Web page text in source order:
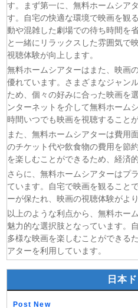
(07/08)今から、親友やめようか
(07/08) 未婚詐欺 私の知らない
(07/08) ヤニねこ 第6話
(07/08)追放された転生重騎士は
(06/08)一緒にごはんをたべるだ
(06/08)夫に不倫をお願いされま
(06/08)親愛なる夫へ〜完璧な妻
(06/08)落第賢者の学院無双〜二
師冒険録〜 第7話
(06/08) メビウス・ダスト 第5話
す。まず第一に、無料ホームシア
す。自宅の快適な環境で映画を観
動や混雑した劇場での待ち時間を
と一緒にリラックスした雰囲気で
視聴体験が向上します。
無料ホームシアターはまた、映画
優れています。さまざまなジャン
ため、個々の好みに合った映画を
ンターネットを介して無料ホーム
時間いつでも映画を視聴すること
また、無料ホームシアターは費用
のチケット代や飲食物の費用を節
を楽しむことができるため、経済
さらに、無料ホームシアターはプ
ています。自宅で映画を観ること
ーが保たれ、映画の視聴体験がよ
以上のような利点から、無料ホー
魅力的な選択肢となっています。
多様な映画を楽しむことができる
アターを利用しています。
日本
Post New